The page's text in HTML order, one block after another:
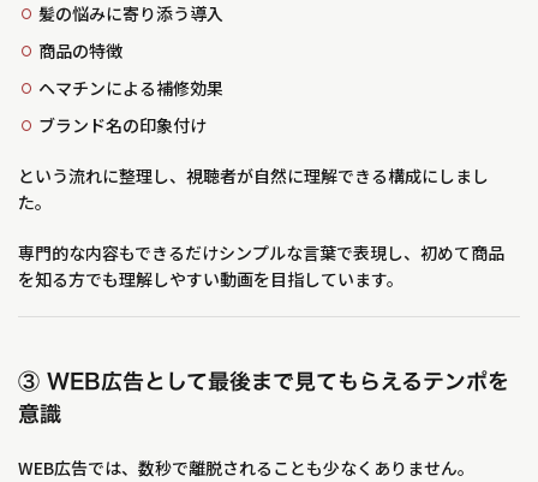
髪の悩みに寄り添う導入
商品の特徴
ヘマチンによる補修効果
ブランド名の印象付け
という流れに整理し、視聴者が自然に理解できる構成にしまし
た。
専門的な内容もできるだけシンプルな言葉で表現し、初めて商品
を知る方でも理解しやすい動画を目指しています。
③ WEB広告として最後まで見てもらえるテンポを
意識
WEB広告では、数秒で離脱されることも少なくありません。